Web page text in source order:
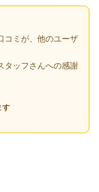
コミが、他のユーザ
タッフさんへの感謝
す